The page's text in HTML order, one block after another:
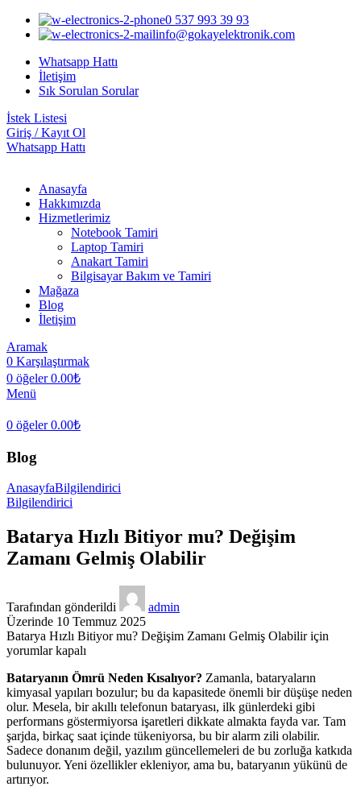
0 537 993 39 93
info@gokayelektronik.com
Whatsapp Hattı
İletişim
Sık Sorulan Sorular
İstek Listesi
Giriş / Kayıt Ol
Whatsapp Hattı
Anasayfa
Hakkımızda
Hizmetlerimiz
Notebook Tamiri
Laptop Tamiri
Anakart Tamiri
Bilgisayar Bakım ve Tamiri
Mağaza
Blog
İletişim
Aramak
0 Karşılaştırmak
0 öğeler 0.00₺
Menü
0 öğeler 0.00₺
Blog
AnasayfaBilgilendirici
Bilgilendirici
Batarya Hızlı Bitiyor mu? Değişim
Zamanı Gelmiş Olabilir
Tarafından gönderildi
admin
Üzerinde 10 Temmuz 2025
Batarya Hızlı Bitiyor mu? Değişim Zamanı Gelmiş Olabilir için
yorumlar kapalı
Bataryanın Ömrü Neden Kısalıyor? Zamanla, bataryaların
kimyasal yapıları bozulur; bu da kapasitede önemli bir düşüşe neden
olur. Mesela, bir akıllı telefonun bataryası, ilk günlerdeki gibi
performans göstermiyorsa işaretleri dikkate almakta fayda var. Tam
şarjda, birkaç saat içinde tükeniyorsa, bu bir alarm zili olabilir.
Sadece donanım değil, yazılım güncellemeleri de bu zorluğa katkıda
bulunuyor. Yeni özellikler ekleniyor, ama bu, bataryanın yükünü de
artırıyor.